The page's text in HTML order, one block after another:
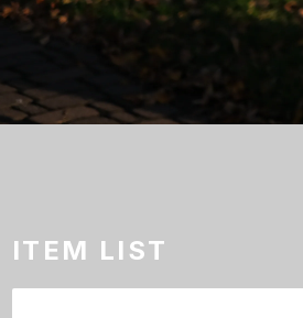
ITEM LIST